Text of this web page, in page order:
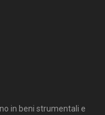
in beni strumentali e